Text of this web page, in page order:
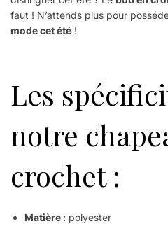
faut ! N’attends plus pour
mode cet été !
Les
notre
crochet :
Matière : polyester